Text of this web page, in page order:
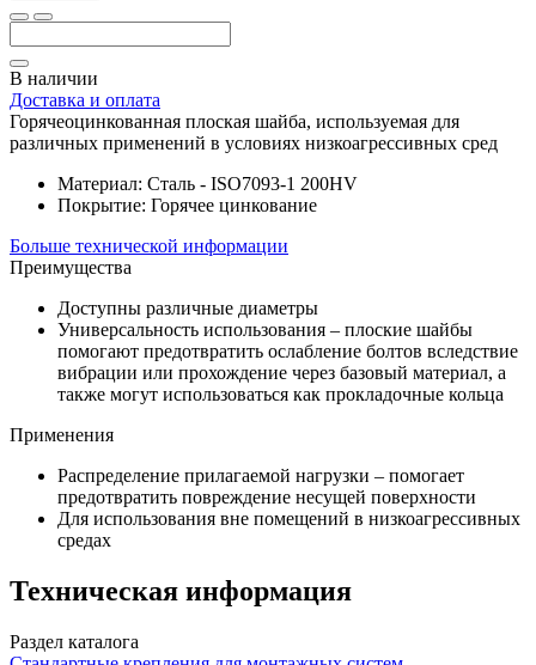
В наличии
Доставка и оплата
Горячеоцинкованная плоская шайба, используемая для
различных применений в условиях низкоагрессивных сред
Материал: Сталь - ISO7093-1 200HV
Покрытие: Горячее цинкование
Больше технической информации
Преимущества
Доступны различные диаметры
Универсальность использования – плоские шайбы
помогают предотвратить ослабление болтов вследствие
вибрации или прохождение через базовый материал, а
также могут использоваться как прокладочные кольца
Применения
Распределение прилагаемой нагрузки – помогает
предотвратить повреждение несущей поверхности
Для использования вне помещений в низкоагрессивных
средах
Техническая информация
Раздел каталога